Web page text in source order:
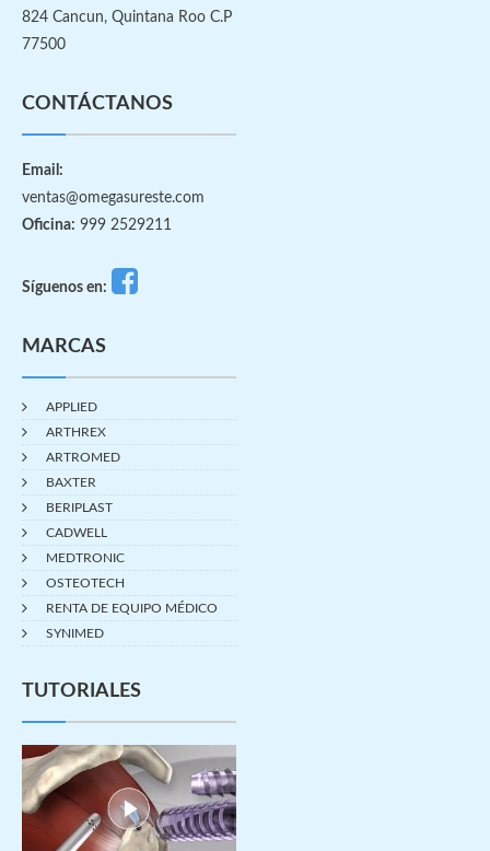
824 Cancun, Quintana Roo C.P
77500
CONTÁCTANOS
Email:
ventas@omegasureste.com
Oficina: 999 2529211
Síguenos en:
MARCAS
APPLIED
ARTHREX
ARTROMED
BAXTER
BERIPLAST
CADWELL
MEDTRONIC
OSTEOTECH
RENTA DE EQUIPO MÉDICO
SYNIMED
TUTORIALES